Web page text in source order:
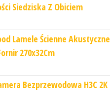
Siedziska Z Obiciem
Lamele Ścienne Akustyczne
270x32Cm
Bezprzewodowa H3C 2K